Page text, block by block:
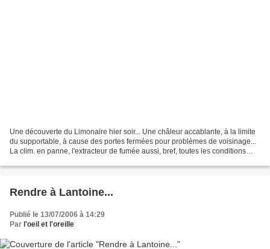
Une découverte du Limonaire hier soir... Une châleur accablante, à la limite
du supportable, à cause des portes fermées pour problèmes de voisinage...
La clim. en panne, l'extracteur de fumée aussi, bref, toutes les conditions
Rendre à Lantoine...
Publié le 13/07/2006 à 14:29
Par l'oeil et l'oreille